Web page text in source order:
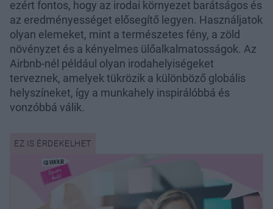
ezért fontos, hogy az irodai környezet barátságos és
az eredményességet elősegítő legyen. Használjatok
olyan elemeket, mint a természetes fény, a zöld
növényzet és a kényelmes ülőalkalmatosságok. Az
Airbnb-nél például olyan irodahelyiségeket
terveznek, amelyek tükrözik a különböző globális
helyszíneket, így a munkahely inspirálóbbá és
vonzóbbá válik.